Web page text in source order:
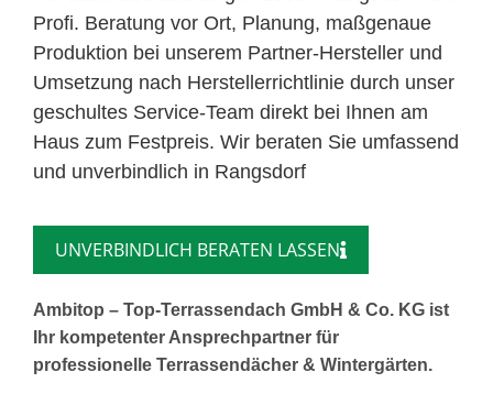
Profi. Beratung vor Ort, Planung, maßgenaue
Produktion bei unserem Partner-Hersteller und
Umsetzung nach Herstellerrichtlinie durch unser
geschultes Service-Team direkt bei Ihnen am
Haus zum Festpreis. Wir beraten Sie umfassend
und unverbindlich in Rangsdorf
UNVERBINDLICH BERATEN LASSEN
Ambitop – Top-Terrassendach GmbH & Co. KG ist
Ihr kompetenter Ansprechpartner für
professionelle Terrassendächer & Wintergärten.